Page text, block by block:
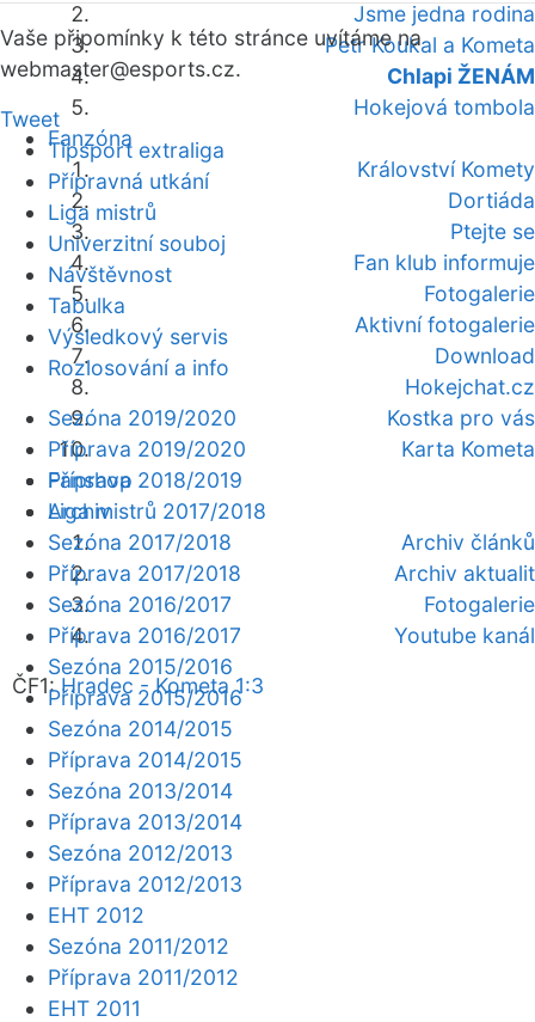
Jsme jedna rodina
Petr Koukal a Kometa
Chlapi ŽENÁM
Hokejová tombola
Fanzóna
Království Komety
Dortiáda
Ptejte se
Fan klub informuje
Fotogalerie
Aktivní fotogalerie
Download
Hokejchat.cz
Kostka pro vás
Karta Kometa
Fanshop
Archiv
Archiv článků
Archiv aktualit
Fotogalerie
Youtube kanál
ČF1:Hradec - Kometa 1:3
Vaše připomínky k této stránce uvítáme na
webmaster@esports.cz.
Tweet
Tipsport extraliga
Přípravná utkání
Liga mistrů
Univerzitní souboj
Návštěvnost
Tabulka
Výsledkový servis
Rozlosování a info
Sezóna 2019/2020
Příprava 2019/2020
Příprava 2018/2019
Liga mistrů 2017/2018
Sezóna 2017/2018
Příprava 2017/2018
Sezóna 2016/2017
Příprava 2016/2017
Sezóna 2015/2016
Příprava 2015/2016
Sezóna 2014/2015
Příprava 2014/2015
Sezóna 2013/2014
Příprava 2013/2014
Sezóna 2012/2013
Příprava 2012/2013
EHT 2012
Sezóna 2011/2012
Příprava 2011/2012
EHT 2011